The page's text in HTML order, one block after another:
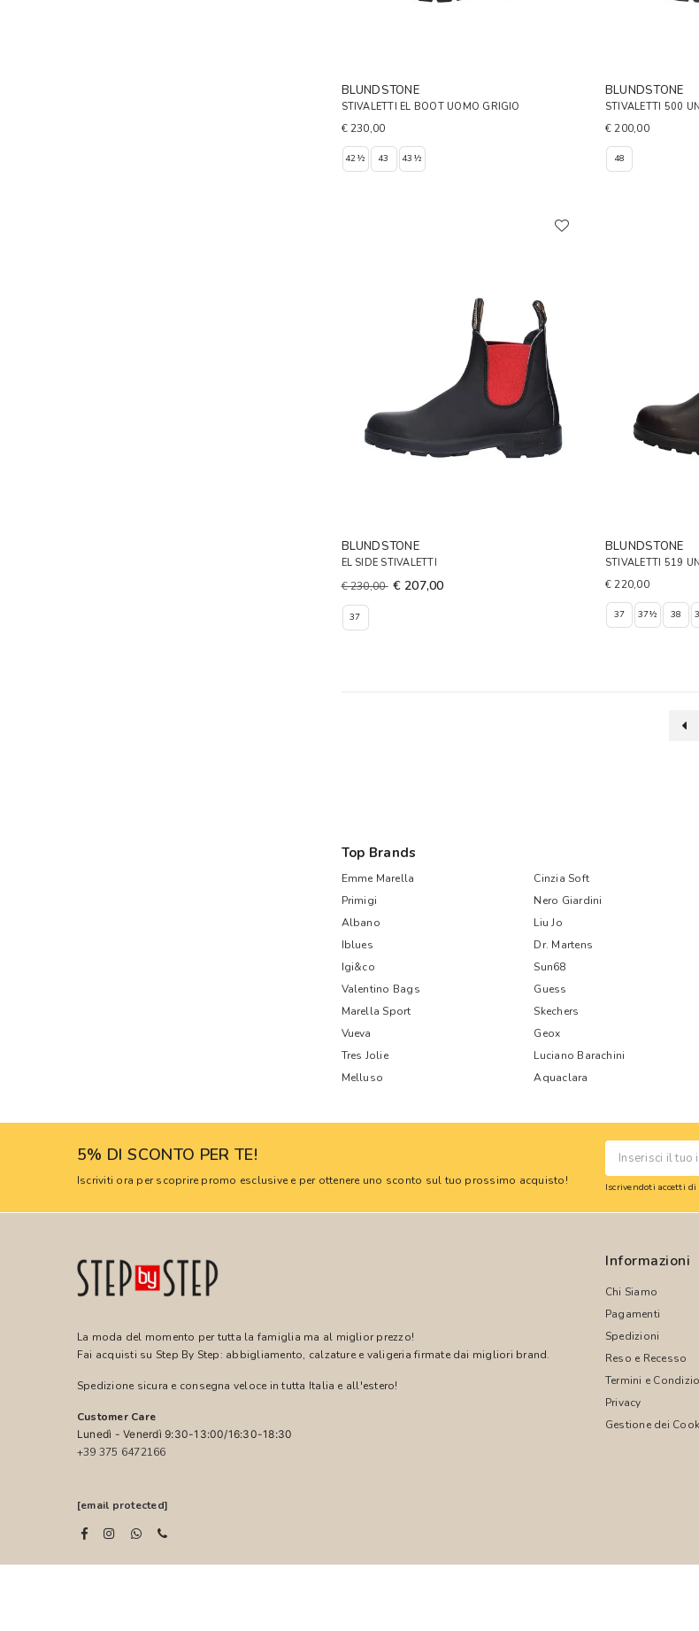
BLUNDSTONE
STIVALETTI EL BOOT UOMO GRIGIO
€ 230,00
42½ 43 43½
BLUNDSTONE
STIVALETTI 500
€ 200,00
48
BLUNDSTONE
EL SIDE STIVALETTI
€ 230,00 € 207,00
37
BLUNDSTONE
STIVALETTI 519
€ 220,00
37 37½ 38
Top Brands
Emme Marella Cinzia Soft
Primigi
Nero Giardini
Albano
Liu Jo
Iblues
Dr. Martens
Igi&co
Sun68
Valentino Bags
Guess
Marella Sport
Skechers
Vueva
Geox
Tres Jolie
Luciano Barachini
Melluso
Aquaclara
5% DI SCONTO PER TE!
Iscriviti ora per scoprire promo esclusive e per ottenere uno sconto sul tuo prossimo acquisto! Iscrivendoti accetti
La moda del momento per tutta la famiglia ma al miglior prezzo!
Fai acquisti su Step By Step: abbigliamento, calzature e valigeria firmate dai migliori brand.
Spedizione sicura e consegna veloce in tutta Italia e all'estero!
Customer Care
Lunedì - Venerdì 9:30-13:00/16:30-18:30
+39 375 6472166
[email protected]
Informazioni
Chi Siamo
Pagamenti
Spedizioni
Reso e Recesso
Termini e
Privacy
Gestione dei